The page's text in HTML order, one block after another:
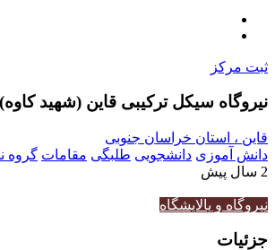
ثبت مرکز
نیروگاه سیکل ترکیبی قاین (شهید کاوه)
قاین ، استان خراسان جنوبی
دانش آموزی دانشجویی طلبگی مقامات گروه
2 سال پیش
نیروگاه و پالایشگاه
جزئیات